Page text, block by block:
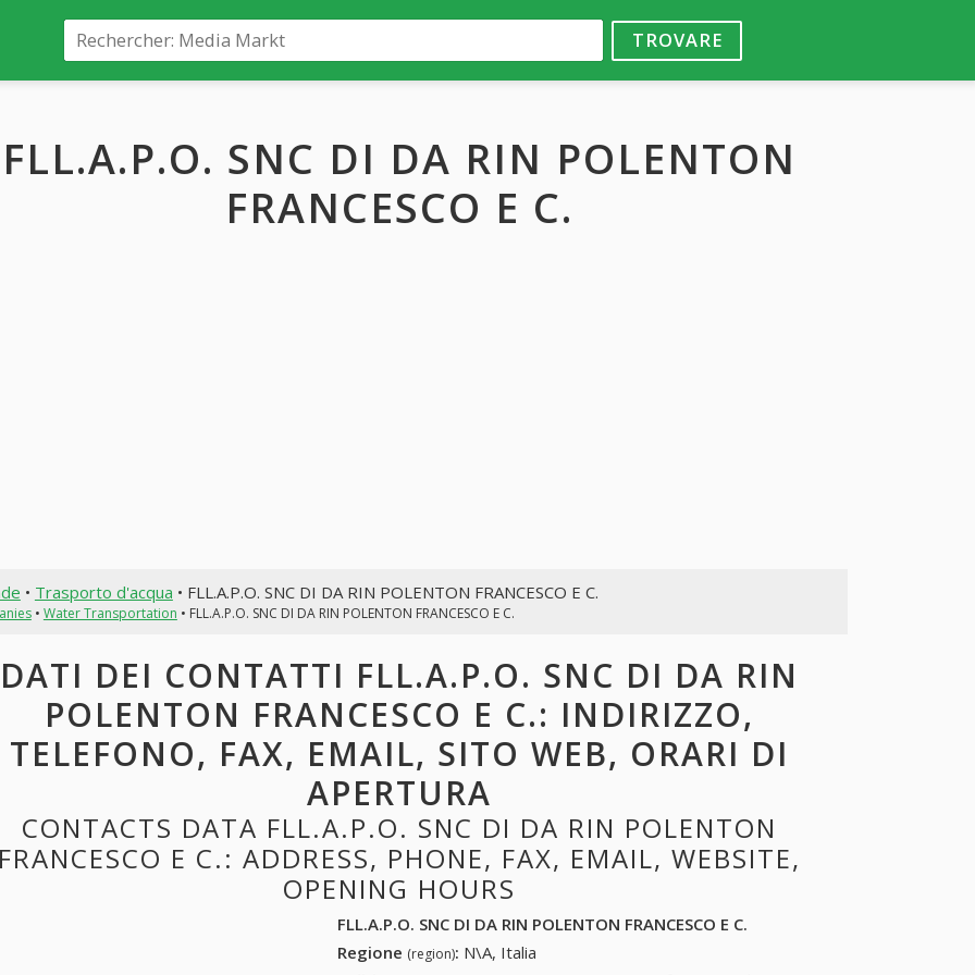
TROVARE
FLL.A.P.O. SNC DI DA RIN POLENTON
FRANCESCO E C.
• Trasporto d'acqua • FLL.A.P.O. SNC DI DA RIN POLENTON FRANCESCO E C.
• Water Transportation • FLL.A.P.O. SNC DI DA RIN POLENTON FRANCESCO E C.
DATI DEI CONTATTI FLL.A.P.O. SNC DI DA RIN
POLENTON FRANCESCO E C.: INDIRIZZO,
TELEFONO, FAX, EMAIL, SITO WEB, ORARI DI
APERTURA
CONTACTS DATA FLL.A.P.O. SNC DI DA RIN POLENTON
FRANCESCO E C.: ADDRESS, PHONE, FAX, EMAIL, WEBSITE,
OPENING HOURS
FLL.A.P.O. SNC DI DA RIN POLENTON FRANCESCO E C.
Regione (region): N\A, Italia